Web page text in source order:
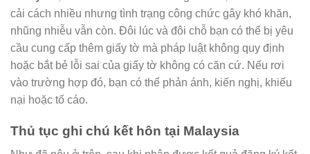
cải cách nhiều nhưng tình trạng công chức gây khó khăn,
nhũng nhiễu vẫn còn. Đôi lúc và đôi chỗ bạn có thể bị yêu
cầu cung cấp thêm giấy tờ mà pháp luật không quy định
hoặc bắt bẻ lỗi sai của giấy tờ không có căn cứ. Nếu rơi
vào trường hợp đó, bạn có thể phản ánh, kiến nghị, khiếu
nại hoặc tố cáo.
Thủ tục ghi chú kết hôn tại Malaysia